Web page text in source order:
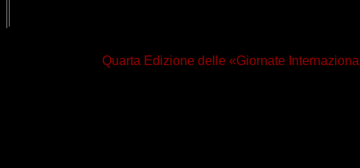
Quarta Edizione delle «Giornate